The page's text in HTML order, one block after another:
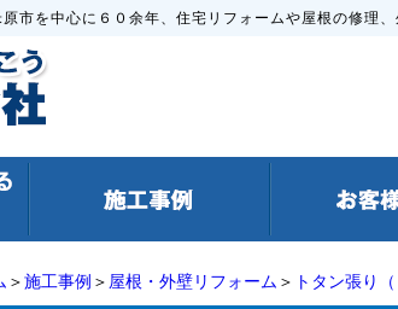
市を中心に６０余年、住宅リフォームや屋根の修理
＞施工事例 ＞ 屋根・外壁リフォーム ＞ トタン張り